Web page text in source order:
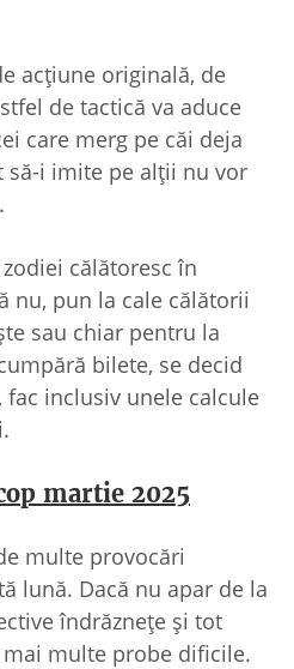
acțiune originală, de
de tactică va aduce
care merg pe căi deja
să-i imite pe alții nu vor
călătoresc în
nu, pun la cale călătorii
sau chiar pentru la
bilete, se decid
fac inclusiv unele calcule
martie 2025
multe provocări
lună. Dacă nu apar de la
îndrăznețe și tot
multe probe dificile.